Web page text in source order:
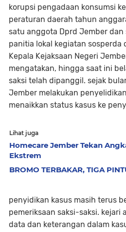
korupsi pengadaan konsumsi
peraturan daerah tahun
satu anggota Dprd Jember dan
panitia lokal kegiatan sosperda
Kepala Kejaksaan Negeri
mengatakan, hingga saat ini
saksi telah dipanggil. sejak
Jember melakukan
menaikkan status kasus ke
Lihat juga
Homecare Jember Tekan
Ekstrem
BROMO TERBAKAR, TIGA
penyidikan kasus masih terus
pemeriksaan saksi-saksi. kejari
data dan keterangan dalam